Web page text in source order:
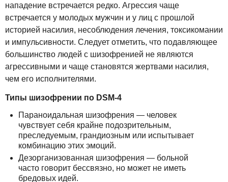
нападение встречается редко. Агрессия чаще
встречается у молодых мужчин и у лиц с прошлой
историей насилия, несоблюдения лечения, токсикомании
и импульсивности. Следует отметить, что подавляющее
большинство людей с шизофренией не являются
агрессивными и чаще становятся жертвами насилия,
чем его исполнителями.
Типы шизофрении по DSM-4
Параноидальная шизофрения — человек
чувствует себя крайне подозрительным,
преследуемым, грандиозным или испытывает
комбинацию этих эмоций.
Дезорганизованная шизофрения — больной
часто говорит бессвязно, но может не иметь
бредовых идей.